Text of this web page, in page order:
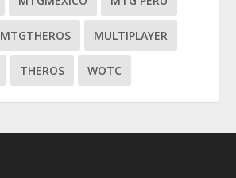
MTGTHEROS MULTIPLAYER
THEROS WOTC